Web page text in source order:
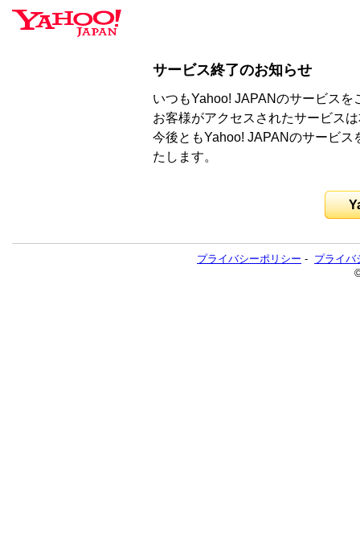
サービス終了のお知らせ
いつもYahoo! JAPANのサービス
お客様がアクセスされたサービス
今後ともYahoo! JAPANのサービ
たします。
プライバシーポリシー - プライバ